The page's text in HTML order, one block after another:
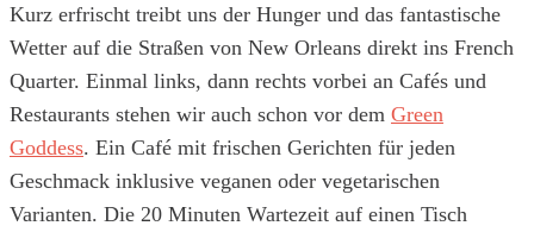
Kurz erfrischt treibt uns der Hunger und das fantastische
Wetter auf die Straßen von New Orleans direkt ins French
Quarter. Einmal links, dann rechts vorbei an Cafés und
Restaurants stehen wir auch schon vor dem Green
Goddess. Ein Café mit frischen Gerichten für jeden
Geschmack inklusive veganen oder vegetarischen
Varianten. Die 20 Minuten Wartezeit auf einen Tisch